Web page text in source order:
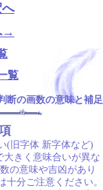
→
覧
断の画数の意味と補足
(旧字体 新字体など)
きく意味合いが異な
の意味や吉凶があり
十分ご注意ください。